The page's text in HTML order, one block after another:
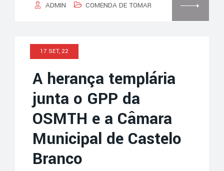
ADMIN COMENDA DE TOMAR
17 SET, 22
A herança templária
junta o GPP da
OSMTH e a Câmara
Municipal de Castelo
Branco